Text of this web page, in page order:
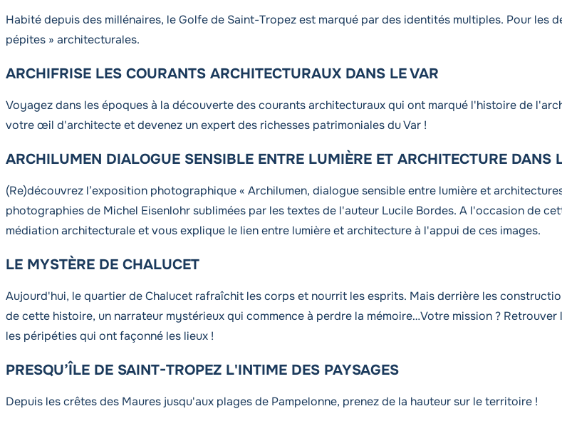
Habité depuis des millénaires, le Golfe de Saint-Tropez est marqué par des identités multiples. Pour
pépites » architecturales.
ARCHIFRISE LES COURANTS ARCHITECTURAUX DANS LE VAR
Voyagez dans les époques à la découverte des courants architecturaux qui ont marqué l'histoire de
votre œil d'architecte et devenez un expert des richesses patrimoniales du Var !
ARCHILUMEN DIALOGUE SENSIBLE ENTRE LUMIÈRE ET ARCHITECTURE DANS
(Re)découvrez l’exposition photographique « Archilumen, dialogue sensible entre lumière et
photographies de Michel Eisenlohr sublimées par les textes de l'auteur Lucile Bordes. A l'occasion de
médiation architecturale et vous explique le lien entre lumière et architecture à l'appui de ces images.
LE MYSTÈRE DE CHALUCET
Aujourd'hui, le quartier de Chalucet rafraîchit les corps et nourrit les esprits. Mais derrière les
de cette histoire, un narrateur mystérieux qui commence à perdre la mémoire…Votre mission ?
les péripéties qui ont façonné les lieux !
PRESQU’ÎLE DE SAINT-TROPEZ L'INTIME DES PAYSAGES
Depuis les crêtes des Maures jusqu'aux plages de Pampelonne, prenez de la hauteur sur le territoire !